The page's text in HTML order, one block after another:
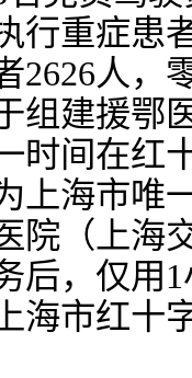
行重症患
2626人，
组建援鄂
时间在红
上海市唯
院（上海
后，仅用
海市红十